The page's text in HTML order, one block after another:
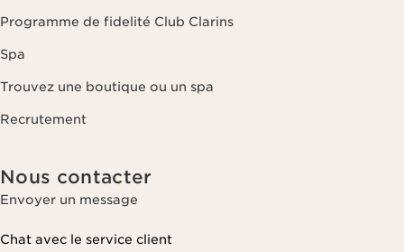
Programme de fidelité Club Clarins
Spa
Trouvez une boutique ou un spa
Recrutement
Nous contacter
Envoyer un message
Chat avec le service client